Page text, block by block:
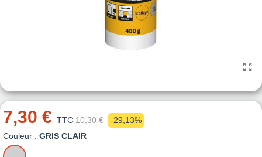
7,30 € TTC 10,30 €
-29,13%
Couleur : GRIS CLAIR
GRIS